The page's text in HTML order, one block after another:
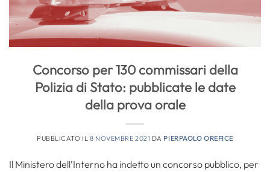
Concorso per 130 commissari della
Polizia di Stato: pubblicate le date
della prova orale
PUBBLICATO IL 8 NOVEMBRE 2021 DA PIERPAOLO OREFICE
Il Ministero dell’Interno ha indetto un concorso pubblico, per